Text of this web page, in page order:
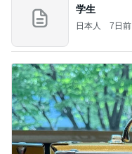
学生
日本人 7日前